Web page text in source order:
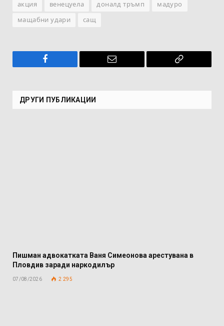
акция венецуела доналд тръмп мадуро
мащабни удари сащ
Facebook Имейл
Копирай
ДРУГИ ПУБЛИКАЦИИ
Пишман адвокатката Ваня Симеонова арестувана в
Пловдив заради наркодилър
07/08/2026 2 295